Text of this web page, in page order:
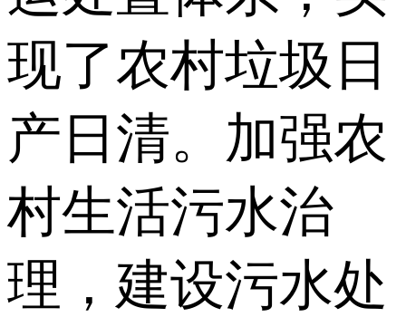
现了农村垃圾日
产日清。加强农
村生活污水治
理，建设污水处